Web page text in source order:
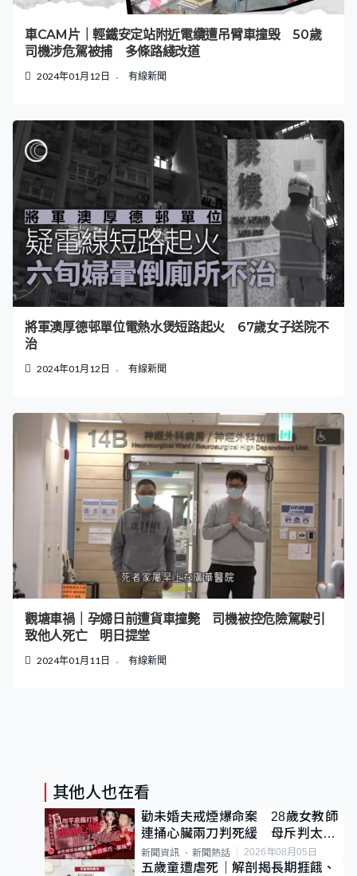
車CAM片｜輕鐵安定站附近電纜遭吊臂車撞毁 50歲
司機涉危駕被捕 多條路綫改道
2024年01月12日 有線新聞
將軍澳厚德邨單位電熱水煲短路起火 67歲女子送院不
治
2024年01月12日 有線新聞
觀塘車禍｜孕婦日前遭貨車撞斃 司機被控危險駕駛引
致他人死亡 明日提堂
2024年01月11日 有線新聞
其他人也在看
勸未婚夫戒煙爆命案 28歲女教師
連捅心臟兩刀判死緩 母斥判太重
已上訴
新聞資訊 新聞熱話 2026年08月05日
五歲童遭虐死｜解剖揭長期捱餓、